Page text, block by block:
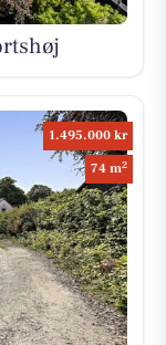
1.495.000 kr
74 m2